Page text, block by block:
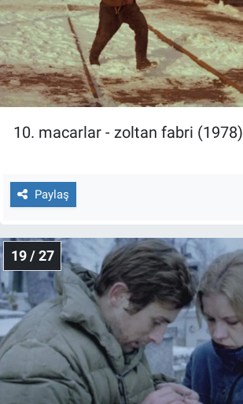
10. macarlar - zoltan fabri (1978)
Paylaş
19 / 27